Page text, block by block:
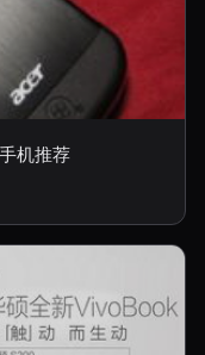
机推荐